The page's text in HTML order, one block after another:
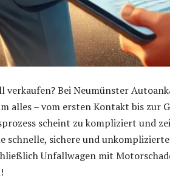
verkaufen? Bei Neumünster
alles – vom ersten Kontakt bis zur
scheint zu kompliziert und
schnelle, sichere und
Unfallwagen mit